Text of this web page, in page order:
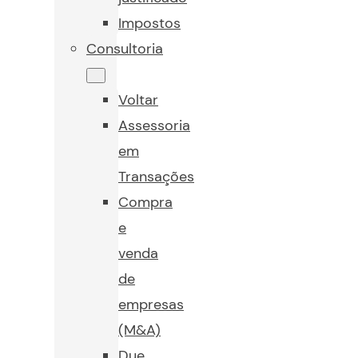
Impostos
Consultoria
Voltar
Assessoria
em
Transações
Compra
e
venda
de
empresas
(M&A)